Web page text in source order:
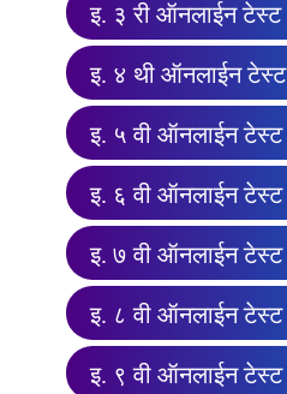
इ. ३ री ऑनलाईन टेस्ट
इ. ४ थी ऑनलाईन टेस्ट
इ. ५ वी ऑनलाईन टेस्ट
इ. ६ वी ऑनलाईन टेस्ट
इ. ७ वी ऑनलाईन टेस्ट
इ. ८ वी ऑनलाईन टेस्ट
इ. ९ वी ऑनलाईन टेस्ट